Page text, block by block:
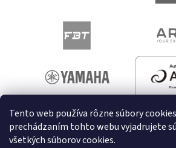
Tento web používa rôzne súbory
prechádzaním tohto webu vyjadrujete
všetkých súborov cookies.